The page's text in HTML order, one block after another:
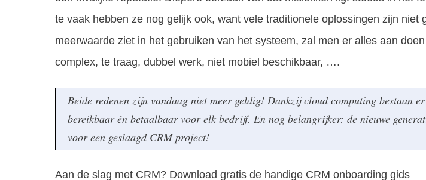
te vaak hebben ze nog gelijk ook, want vele traditionele oplossingen zijn
meerwaarde ziet in het gebruiken van het systeem, zal men er alles aan
complex, te traag, dubbel werk, niet mobiel beschikbaar, ….
Beide redenen zijn vandaag niet meer geldig! Dankzij cloud computing bestaan
bereikbaar én betaalbaar voor elk bedrijf. En nog belangrijker: de nieuwe
voor een geslaagd CRM project!
Aan de slag met CRM? Download gratis de handige CRM onboarding gids